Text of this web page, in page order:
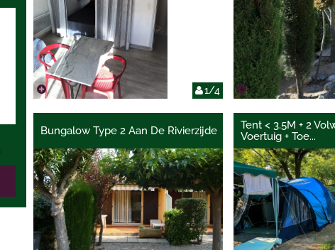
1/4
Bungalow Type 2 Aan De Rivierzijde
Tent < 3.5M + 2
Voertuig + Toe...